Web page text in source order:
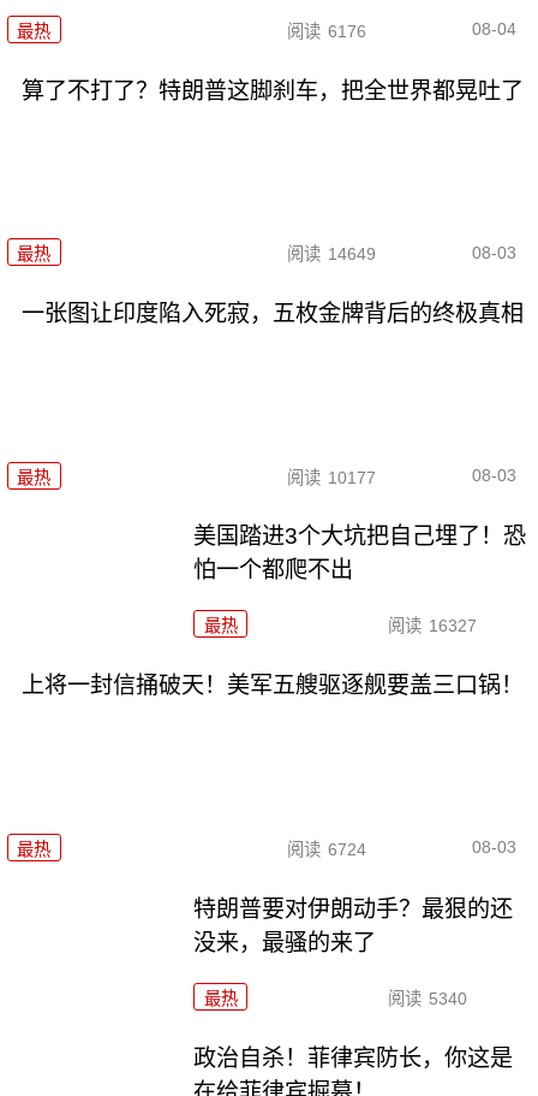
最热 阅读 6176 08-04
算了不打了？特朗普这脚刹车，把全世界都晃吐了
最热 阅读 14649 08-03
一张图让印度陷入死寂，五枚金牌背后的终极真相
最热 阅读 10177 08-03
美国踏进3个大坑把自己埋了！恐
怕一个都爬不出
最热 阅读 16327
上将一封信捅破天！美军五艘驱逐舰要盖三口锅！
最热 阅读 6724 08-03
特朗普要对伊朗动手？最狠的还
没来，最骚的来了
最热 阅读 5340
政治自杀！菲律宾防长，你这是